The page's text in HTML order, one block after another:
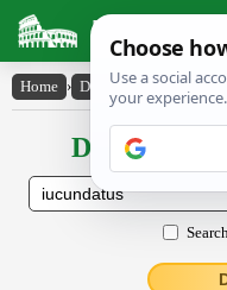
Latin
Home › Declensions /
Declensions